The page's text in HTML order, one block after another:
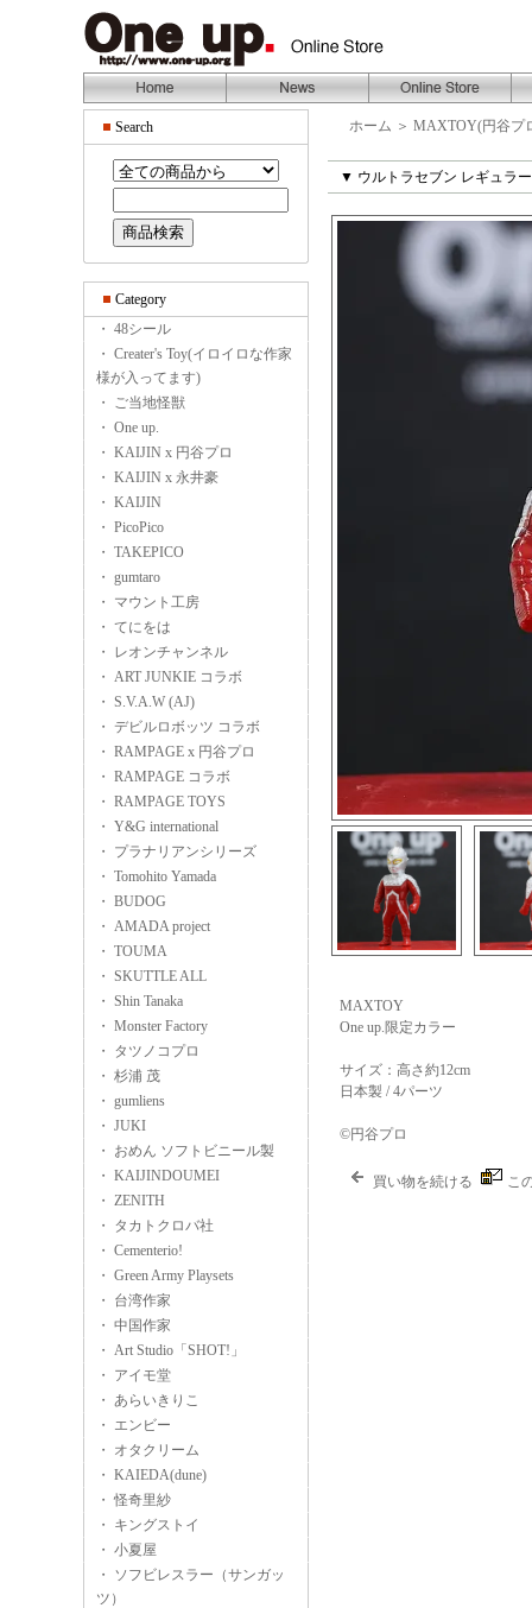
Search
Category
・ 48シール
・ Creater's Toy(イロイロな作家
様が入ってます)
・ ご当地怪獣
・ One up.
・ KAIJIN x 円谷プロ
・ KAIJIN x 永井豪
・ KAIJIN
・ PicoPico
・ TAKEPICO
・ gumtaro
・ マウント工房
・ てにをは
・ レオンチャンネル
・ ART JUNKIE コラボ
・ S.V.A.W (AJ)
・ デビルロボッツ コラボ
・ RAMPAGE x 円谷プロ
・ RAMPAGE コラボ
・ RAMPAGE TOYS
・ Y&G international
・ プラナリアンシリーズ
・ Tomohito Yamada
・ BUDOG
・ AMADA project
・ TOUMA
・ SKUTTLE ALL
・ Shin Tanaka
・ Monster Factory
・ タツノコプロ
・ 杉浦 茂
・ gumliens
・ JUKI
・ おめん ソフトビニール製
・ KAIJINDOUMEI
・ ZENITH
・ タカトクロバ社
・ Cementerio!
・ Green Army Playsets
・ 台湾作家
・ 中国作家
・ Art Studio「SHOT!」
・ アイモ堂
・ あらいきりこ
・ エンビー
・ オタクリーム
・ KAIEDA(dune)
・ 怪奇里紗
・ キングストイ
・ 小夏屋
・ ソフビレスラー（サンガッ
ツ）
ホーム ＞ MAXTOY(円谷プ
▼ ウルトラセブン レギュラ
MAXTOY
One up.限定カラー
サイズ：高さ約12cm
日本製 / 4パーツ
©円谷プロ
買い物を続ける こ